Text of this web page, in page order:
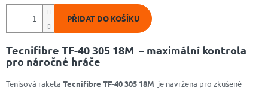
PŘIDAT DO KOŠÍKU
Tecnifibre TF-40 305 18M – maximální kontrola
pro náročné hráče
Tenisová raketa Tecnifibre TF-40 305 18M je navržena pro zkušené